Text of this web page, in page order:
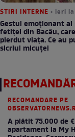
STIRI INTERNE • ieri
Gestul emoționant
fetiței din Bacău,
pierdut viața. Ce au
sicriul micuței
RECOMANDARE PE
A plătit 75.000 de
apartament la My